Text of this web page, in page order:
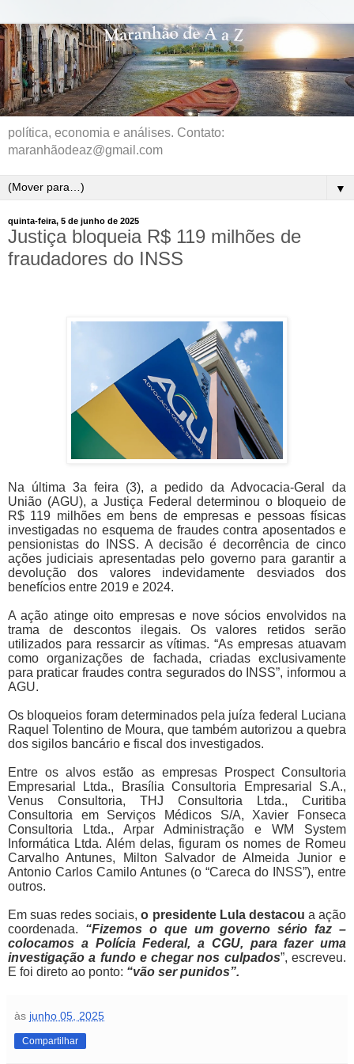
política, economia e análises. Contato:
maranhãodeaz@gmail.com
▼
quinta-feira, 5 de junho de 2025
Justiça bloqueia R$ 119 milhões de
fraudadores do INSS
Na última 3a feira (3), a pedido da Advocacia-Geral da
União (AGU), a Justiça Federal determinou o bloqueio de
R$ 119 milhões em bens de empresas e pessoas físicas
investigadas no esquema de fraudes contra aposentados e
pensionistas do INSS. A decisão é decorrência de cinco
ações judiciais apresentadas pelo governo para garantir a
devolução dos valores indevidamente desviados dos
benefícios entre 2019 e 2024.
A ação atinge oito empresas e nove sócios envolvidos na
trama de descontos ilegais. Os valores retidos serão
utilizados para ressarcir as vítimas. “As empresas atuavam
como organizações de fachada, criadas exclusivamente
para praticar fraudes contra segurados do INSS”, informou a
AGU.
Os bloqueios foram determinados pela juíza federal Luciana
Raquel Tolentino de Moura, que também autorizou a quebra
dos sigilos bancário e fiscal dos investigados.
Entre os alvos estão as empresas Prospect Consultoria
Empresarial Ltda., Brasília Consultoria Empresarial S.A.,
Venus Consultoria, THJ Consultoria Ltda., Curitiba
Consultoria em Serviços Médicos S/A, Xavier Fonseca
Consultoria Ltda., Arpar Administração e WM System
Informática Ltda. Além delas, figuram os nomes de Romeu
Carvalho Antunes, Milton Salvador de Almeida Junior e
Antonio Carlos Camilo Antunes (o “Careca do INSS”), entre
outros.
Em suas redes sociais,o presidente Lula destacou a ação
coordenada. “Fizemos o que um governo sério faz –
colocamos a Polícia Federal, a CGU, para fazer uma
investigação a fundo e chegar nos culpados”, escreveu.
E foi direto ao ponto: “vão ser punidos”.
às junho 05, 2025
Compartilhar